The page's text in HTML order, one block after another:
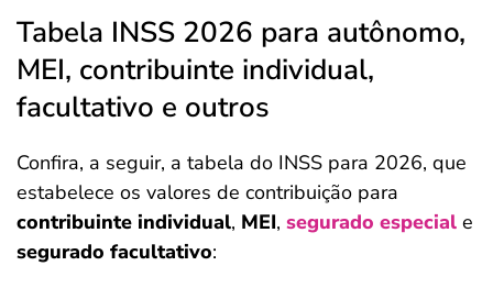
Tabela INSS 2026 para autônomo,
MEI, contribuinte individual,
facultativo e outros
Confira, a seguir, a tabela do INSS para 2026, que
estabelece os valores de contribuição para
contribuinte individual, MEI, segurado especial e
segurado facultativo: